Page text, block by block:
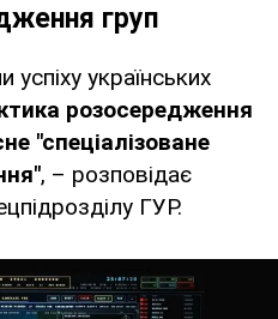
груп
українських
розосередження
"спеціалізоване
, – розповідає
ГУР.